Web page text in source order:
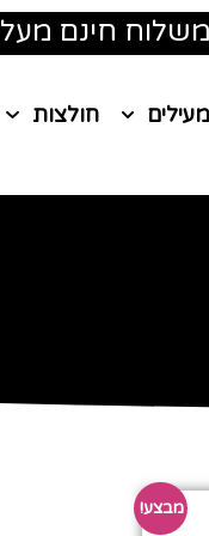
משלוח חינם מעל 199 ש״ח
חולצות
מבצע!